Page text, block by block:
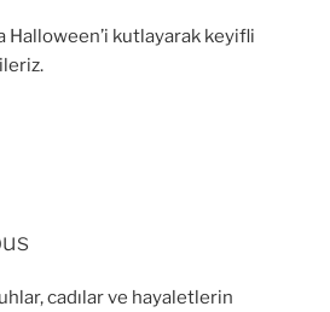
Halloween’i kutlayarak keyifli
cadılar ve hayaletlerin